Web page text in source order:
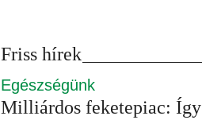
Friss hírek
Egészségünk
Milliárdos feketepiac: Így